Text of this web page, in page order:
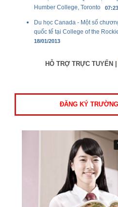
Humber College, Toronto
Du học Canada - Một số
quốc tế tại College of the
18/01/2013
HỖ TRỢ TRỰC TUYẾN |
ĐĂNG KÝ